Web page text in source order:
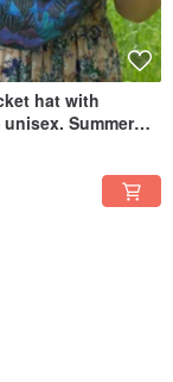
hat with
Summer
for travel, festival